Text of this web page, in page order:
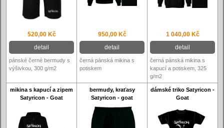
520,00 Kč
detail
950,00 Kč
detail
1 040,00 Kč
detail
pánské černé bermudy s
výšivkou, 300 g/m2
černá pánská mikina s
potiskem
černá pánská mikina s
kapucí a potiskem, 325
g/m2
mikina s kapucí a zipem
Satyricon - Goat
bermudy, kraťasy
Satyricon - goat
dámské triko Satyricon -
Goat